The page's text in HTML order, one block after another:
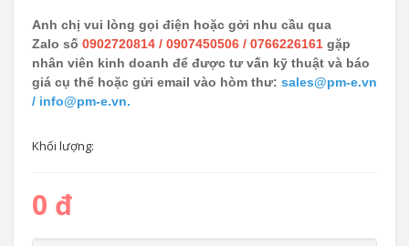
Anh chị vui lòng gọi điện hoặc gởi nhu cầu qua
Zalo số 0902720814 / 0907450506 / 0766226161 gặp
nhân viên kinh doanh để được tư vấn kỹ thuật và báo
giá cụ thể hoặc gửi email vào hòm thư: sales@pm-e.vn
/ info@pm-e.vn.
Khối lượng:
0 đ